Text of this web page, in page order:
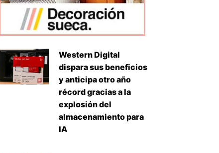
Western Digital
dispara sus beneficios
y anticipa otro año
récord gracias a la
explosión del
almacenamiento para
IA